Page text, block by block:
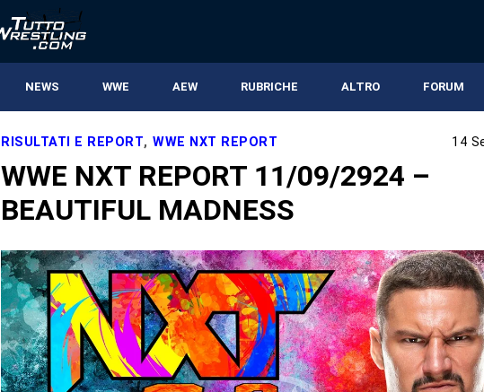
NEWS WWE AEW RUBRICHE ALTRO FORUM
RISULTATI E REPORT, WWE NXT REPORT 14
WWE NXT REPORT 11/09/2924 –
BEAUTIFUL MADNESS